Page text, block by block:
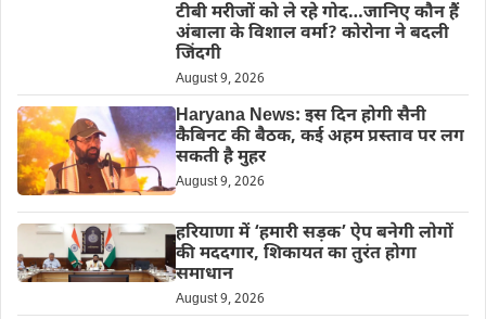
टीबी मरीजों को ले रहे गोद…जानिए कौन हैं
अंबाला के विशाल वर्मा? कोरोना ने बदली
जिंदगी
August 9, 2026
Haryana News: इस दिन होगी सैनी
कैबिनट की बैठक, कई अहम प्रस्ताव पर लग
सकती है मुहर
August 9, 2026
हरियाणा में ‘हमारी सड़क’ ऐप बनेगी लोगों
की मददगार, शिकायत का तुरंत होगा
समाधान
August 9, 2026